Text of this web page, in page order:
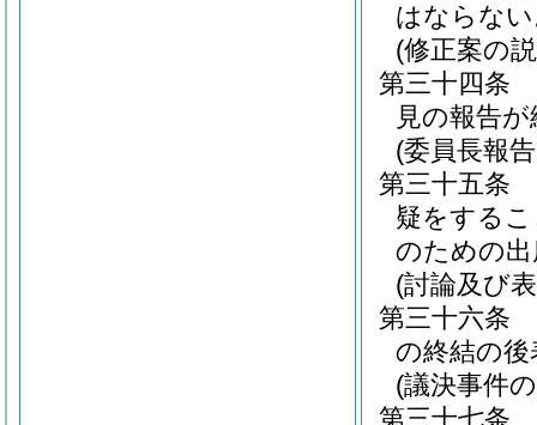
はならな
(修正案の
第三十四条
見の報告
(委員長報
第三十五条
疑をする
のための
(討論及び
第三十六条
の終結の
(議決事件
第三十七条